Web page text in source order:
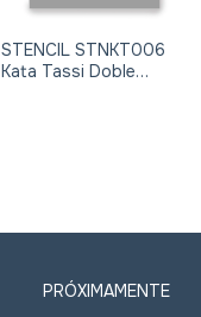
STENCIL STNKT006
Kata Tassi Doble
PRÓXIMAMENTE